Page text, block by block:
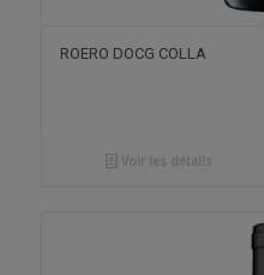
ROERO DOCG COLLA
Voir les détails